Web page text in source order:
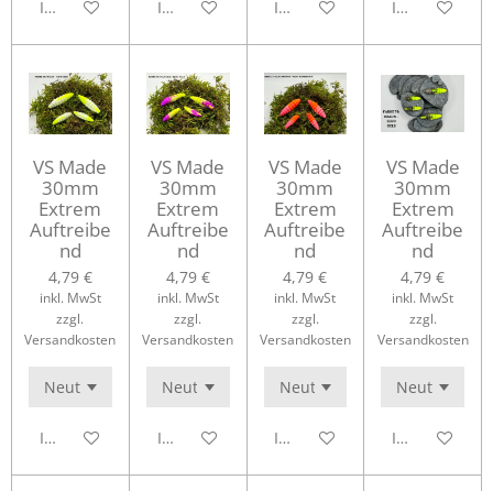
In den WarenkorbIn den WarenkorbIn den WarenkorbIn den
VS Made
30mm
Extrem
Auftreibe
nd
4,79 €
inkl. MwSt
zzgl.
Versandkosten
In den Warenkorb
VS Made
30mm
Extrem
Auftreibe
nd
4,79 €
inkl. MwSt
zzgl.
Versandkosten
In den Warenkorb
VS Made
30mm
Extrem
Auftreibe
nd
4,79 €
inkl. MwSt
zzgl.
Versandkosten
In den Warenkorb
VS Made
30mm
Extrem
Auftreibe
nd
4,79 €
inkl. MwSt
zzgl.
Versandkosten
In den